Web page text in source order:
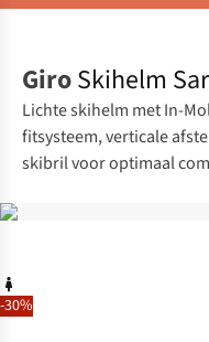
-30%
GiroSkihelm
Lichte skihelm met In-
fitsysteem, verticale
skibril voor optimaal